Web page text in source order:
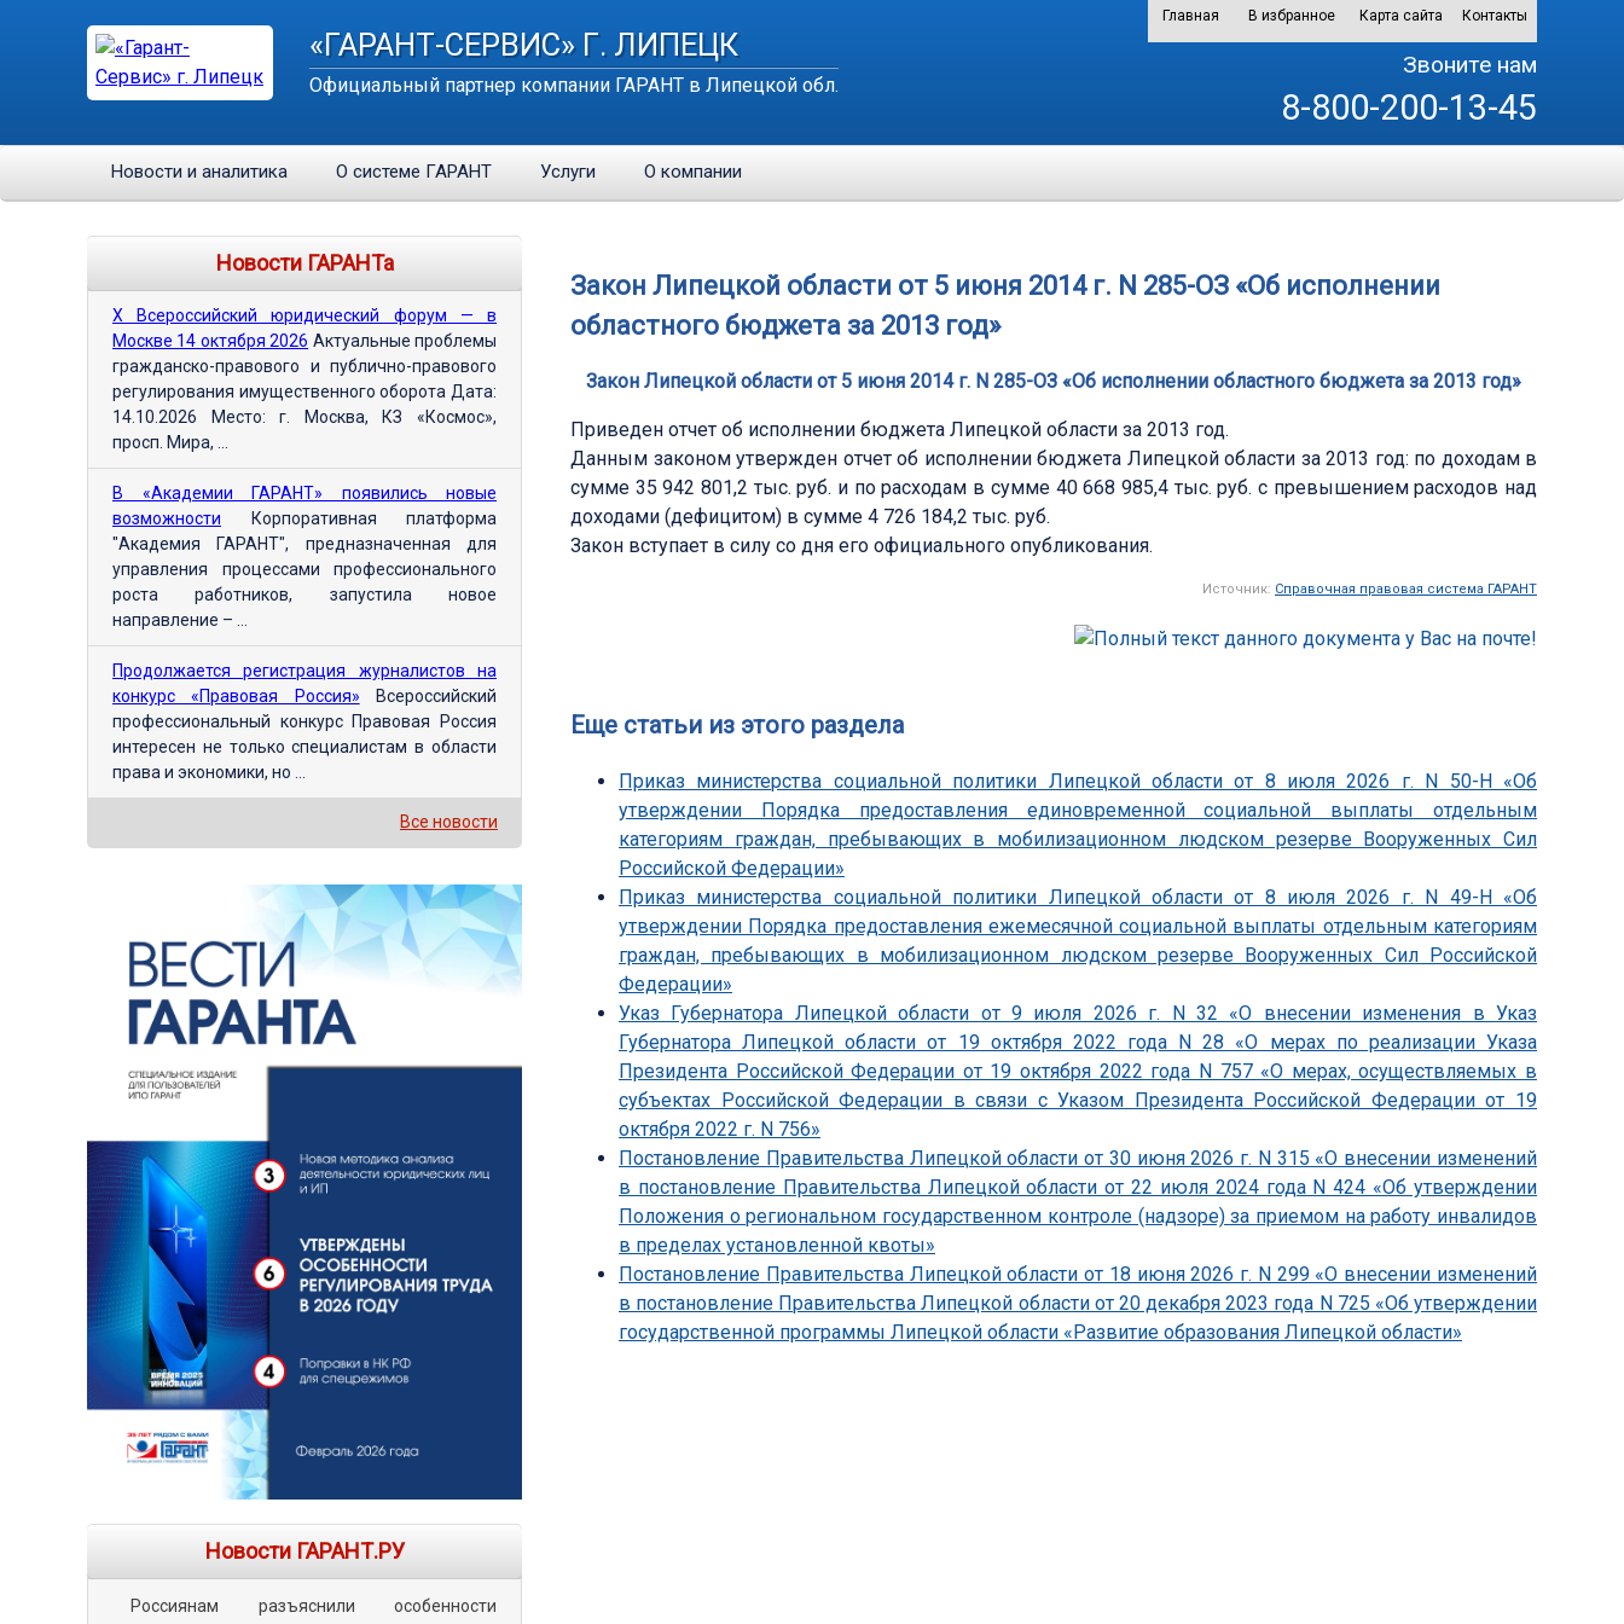
«ГАРАНТ-СЕРВИС» Г. ЛИПЕЦК
Официальный партнер компании ГАРАНТ в Липецкой обл.
Главная В избранное Карта сайта Контакты
Звоните нам
8-800-200-13-45
Новости и аналитика О системе ГАРАНТ Услуги О компании
Закон Липецкой области от 5 июня 2014 г. N 285-ОЗ «Об исполнении
областного бюджета за 2013 год»
Закон Липецкой области от 5 июня 2014 г. N 285-ОЗ «Об исполнении областного бюджета за 2013 год»
Приведен отчет об исполнении бюджета Липецкой области за 2013 год.
Данным законом утвержден отчет об исполнении бюджета Липецкой области за 2013 год: по доходам в
сумме 35 942 801,2 тыс. руб. и по расходам в сумме 40 668 985,4 тыс. руб. с превышением расходов над
доходами (дефицитом) в сумме 4 726 184,2 тыс. руб.
Закон вступает в силу со дня его официального опубликования.
Источник: Справочная правовая система ГАРАНТ
Еще статьи из этого раздела
Приказ министерства социальной политики Липецкой области от 8 июля 2026 г. N 50-Н «Об
утверждении Порядка предоставления единовременной социальной выплаты отдельным
категориям граждан, пребывающих в мобилизационном людском резерве Вооруженных Сил
Российской Федерации»
Приказ министерства социальной политики Липецкой области от 8 июля 2026 г. N 49-Н «Об
утверждении Порядка предоставления ежемесячной социальной выплаты отдельным категориям
граждан, пребывающих в мобилизационном людском резерве Вооруженных Сил Российской
Федерации»
Указ Губернатора Липецкой области от 9 июля 2026 г. N 32 «О внесении изменения в Указ
Губернатора Липецкой области от 19 октября 2022 года N 28 «О мерах по реализации Указа
Президента Российской Федерации от 19 октября 2022 года N 757 «О мерах, осуществляемых в
субъектах Российской Федерации в связи с Указом Президента Российской Федерации от 19
октября 2022 г. N 756»
Постановление Правительства Липецкой области от 30 июня 2026 г. N 315 «О внесении изменений
в постановление Правительства Липецкой области от 22 июля 2024 года N 424 «Об утверждении
Положения о региональном государственном контроле (надзоре) за приемом на работу инвалидов
в пределах установленной квоты»
Постановление Правительства Липецкой области от 18 июня 2026 г. N 299 «О внесении изменений
в постановление Правительства Липецкой области от 20 декабря 2023 года N 725 «Об утверждении
государственной программы Липецкой области «Развитие образования Липецкой области»
Новости ГАРАНТа
Х Всероссийский юридический форум — в
Москве 14 октября 2026 Актуальные проблемы
гражданско-правового и публично-правового
регулирования имущественного оборота Дата:
14.10.2026 Место: г. Москва, КЗ «Космос»,
просп. Мира, ...
В «Академии ГАРАНТ» появились новые
возможности Корпоративная платформа
"Академия ГАРАНТ", предназначенная для
управления процессами профессионального
роста работников, запустила новое
направление – ...
Продолжается регистрация журналистов на
конкурс «Правовая Россия» Всероссийский
профессиональный конкурс Правовая Россия
интересен не только специалистам в области
права и экономики, но ...
Все новости
Новости ГАРАНТ.РУ
Россиянам разъяснили особенности